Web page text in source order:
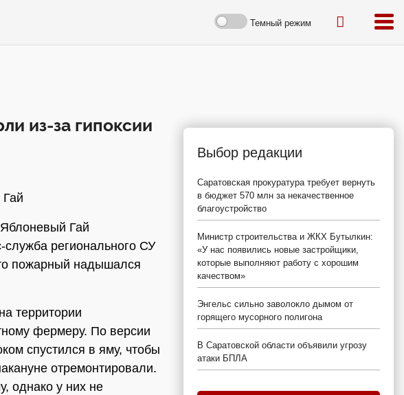
Темный режим
из-за гипоксии
Гай
регионального СУ
пожарный надышался
территории
фермеру. По версии
спустился в яму, чтобы
отремонтировали.
однако у них не
Выбор редакции
Саратовская прокуратура требует вернуть
в бюджет 570 млн за некачественное
благоустройство
Министр строительства и ЖКХ Бутылкин:
«У нас появились новые застройщики,
которые выполняют работу с хорошим
качеством»
Энгельс сильно заволокло дымом от
горящего мусорного полигона
В Саратовской области объявили угрозу
атаки БПЛА